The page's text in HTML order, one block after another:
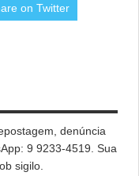
on Twitter
denúncia
9 9233-4519. Sua
sigilo.